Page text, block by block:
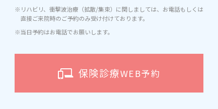
※リハビリ、衝撃波治療（拡散/集束）に関しましては、お電話もしくは
直接ご来院時のご予約のみ受け付けております。
※当日予約はお電話でお願いします。
保険診療WEB予約